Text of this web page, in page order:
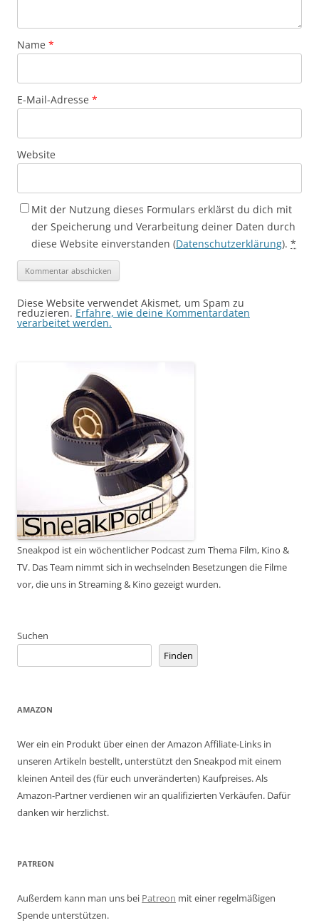
Name *
E-Mail-Adresse *
Website
Mit der Nutzung dieses Formulars erklärst du dich mit
der Speicherung und Verarbeitung deiner Daten durch
diese Website einverstanden (Datenschutzerklärung). *
Diese Website verwendet Akismet, um Spam zu
reduzieren. Erfahre, wie deine Kommentardaten
verarbeitet werden.
Sneakpod ist ein wöchentlicher Podcast zum Thema Film, Kino &
TV. Das Team nimmt sich in wechselnden Besetzungen die Filme
vor, die uns in Streaming & Kino gezeigt wurden.
Suchen
Finden
AMAZON
Wer ein ein Produkt über einen der Amazon Affiliate-Links in
unseren Artikeln bestellt, unterstützt den Sneakpod mit einem
kleinen Anteil des (für euch unveränderten) Kaufpreises. Als
Amazon-Partner verdienen wir an qualifizierten Verkäufen. Dafür
danken wir herzlichst.
PATREON
Außerdem kann man uns bei Patreon mit einer regelmäßigen
Spende unterstützen.